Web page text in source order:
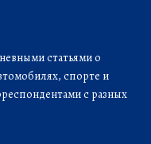
статьями о
спорте и
с разных